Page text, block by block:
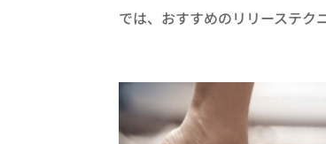
では、おすすめのリリーステク